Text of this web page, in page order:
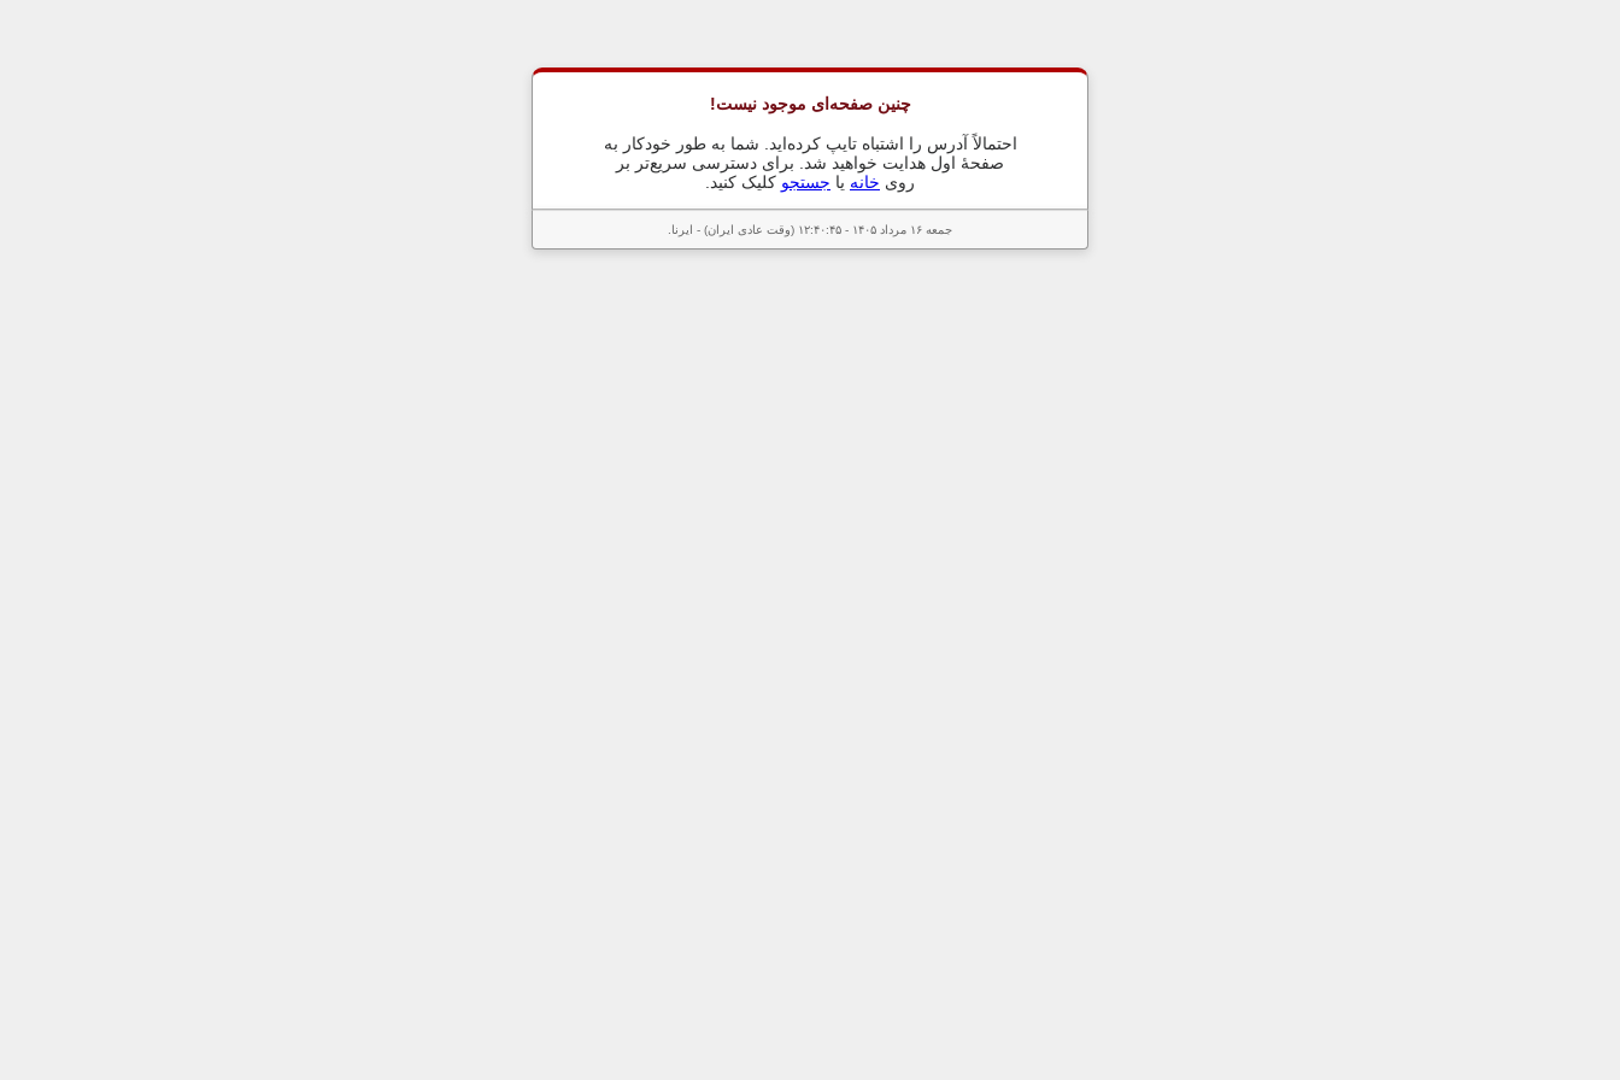
چنین صفحه‌ای موجود نیست!
احتمالاً آدرس را اشتباه تایپ کرده‌اید. شما به طور خودکار به
صفحهٔ اول هدایت خواهید شد. برای دسترسی سریع‌تر بر
روی خانه یا جستجو کلیک کنید.
جمعه ۱۶ مرداد ۱۴۰۵ - ۱۲:۴۰:۴۵ (وقت عادی ایران) - ایرنا.